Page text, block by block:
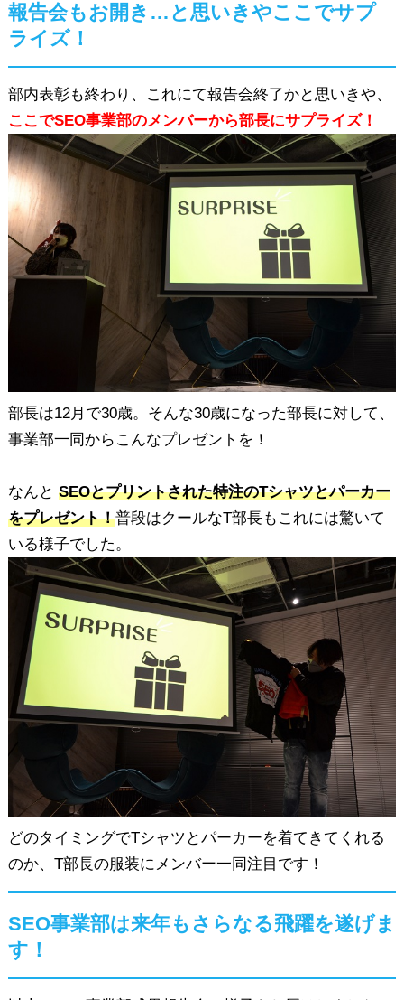
報告会もお開き…と思いきやここでサプ
ライズ！
部内表彰も終わり、これにて報告会終了かと思いきや、
ここでSEO事業部のメンバーから部長にサプライズ！
部長は12月で30歳。そんな30歳になった部長に対して、
事業部一同からこんなプレゼントを！
なんと SEOとプリントされた特注のTシャツとパーカー
をプレゼント！普段はクールなT部長もこれには驚いて
いる様子でした。
どのタイミングでTシャツとパーカーを着てきてくれる
のか、T部長の服装にメンバー一同注目です！
SEO事業部は来年もさらなる飛躍を遂げま
す！